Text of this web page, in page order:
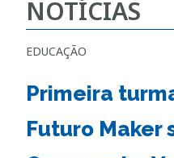
NOTÍCIAS
EDUCAÇÃO
Primeira
Futuro Maker